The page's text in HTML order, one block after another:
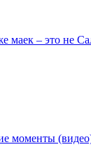
маек – это не
моменты